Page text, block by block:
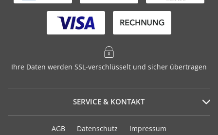
Ihre Daten werden SSL-verschlüsselt und sicher übertragen
SERVICE & KONTAKT
Serviceportal
AGB Datenschutz Impressum